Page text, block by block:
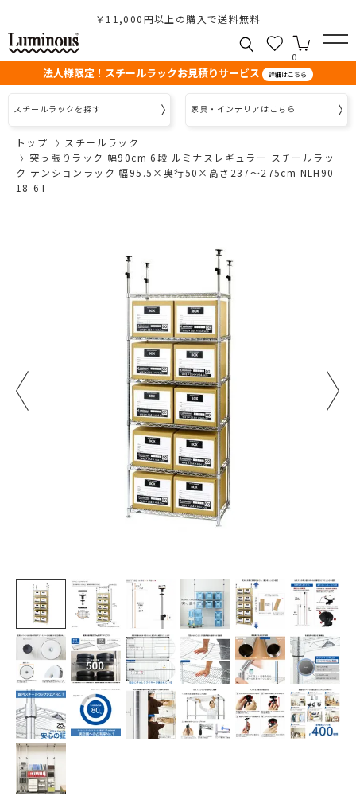
￥11,000円以上の購入で送料無料
0
法人様限定！スチールラックお見積りサービス 詳細はこちら
スチールラックを探す 家具・インテリアはこちら
トップ
スチールラック
突っ張りラック 幅90cm 6段 ルミナスレギュラー スチールラッ
ク テンションラック 幅95.5×奥行50×高さ237～275cm NLH90
18-6T